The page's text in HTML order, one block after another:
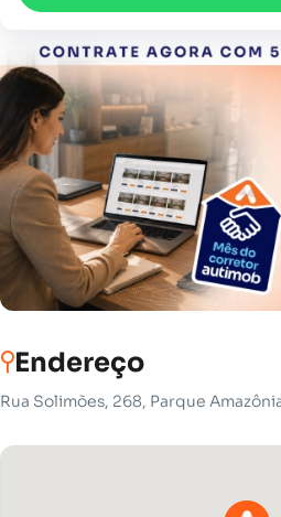
Endereço
Rua Solimões, 268, Parque